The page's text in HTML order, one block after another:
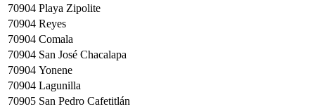
70904 Playa Zipolite
70904 Reyes
70904 Comala
70904 San José Chacalapa
70904 Yonene
70904 Lagunilla
70905 San Pedro Cafetitlán